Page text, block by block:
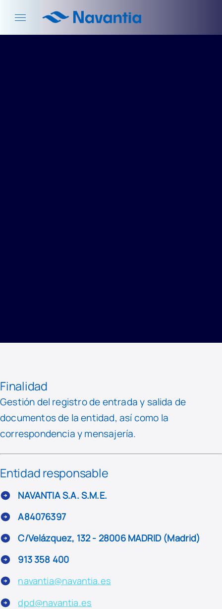
REGISTRO
Finalidad
Gestión del registro de entrada y salida de
documentos de la entidad, así como la
correspondencia y mensajería.
Entidad responsable
NAVANTIA S.A. S.M.E.
A84076397
C/Velázquez, 132 - 28006 MADRID (Madrid)
913 358 400
navantia@navantia.es
dpd@navantia.es